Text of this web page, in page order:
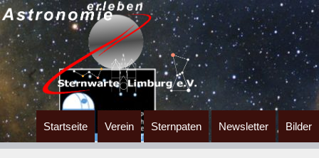
Zum
Inhalt
springen
Startseite Verein Sternpaten Newsletter Bilder